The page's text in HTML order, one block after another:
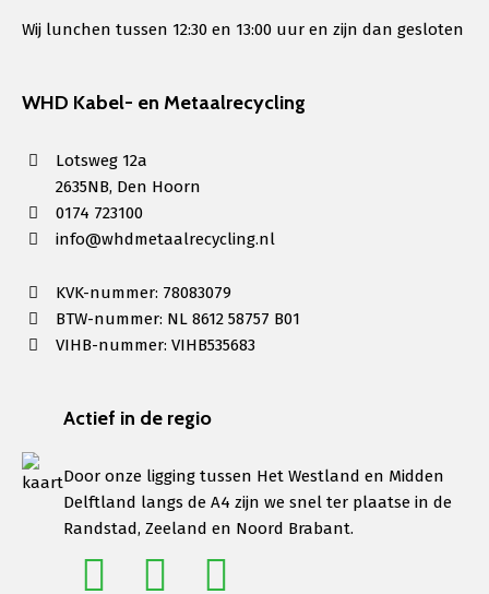
Wij lunchen tussen 12:30 en 13:00 uur en zijn dan gesloten
WHD Kabel- en Metaalrecycling
Lotsweg 12a
2635NB, Den Hoorn
0174 723100
info@whdmetaalrecycling.nl
KVK-nummer: 78083079
BTW-nummer: NL 8612 58757 B01
VIHB-nummer: VIHB535683
Actief in de regio
Door onze ligging tussen Het Westland en Midden
Delftland langs de A4 zijn we snel ter plaatse in de
Randstad, Zeeland en Noord Brabant.